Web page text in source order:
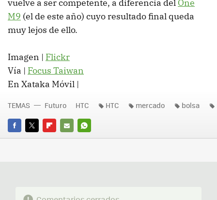
vuelve a ser competente, a diferencia del One
M9 (el de este año) cuyo resultado final queda
muy lejos de ello.
Imagen | Flickr
Vía | Focus Taiwan
En Xataka Móvil |
FACEBOOK
TWITTERFLIPBOARD
E-
WHATSAPP
TEMAS Futuro HTC HTC mercado bolsa